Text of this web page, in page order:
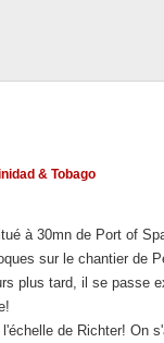
& Tobago
à 30mn de Port of
sur le chantier de
plus tard, il se passe
de Richter! On